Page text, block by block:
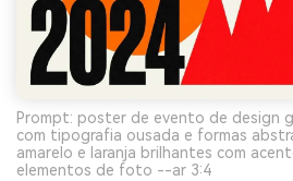
Prompt: poster de evento de design
com tipografia ousada e formas
amarelo e laranja brilhantes com
elementos de foto --ar 3:4